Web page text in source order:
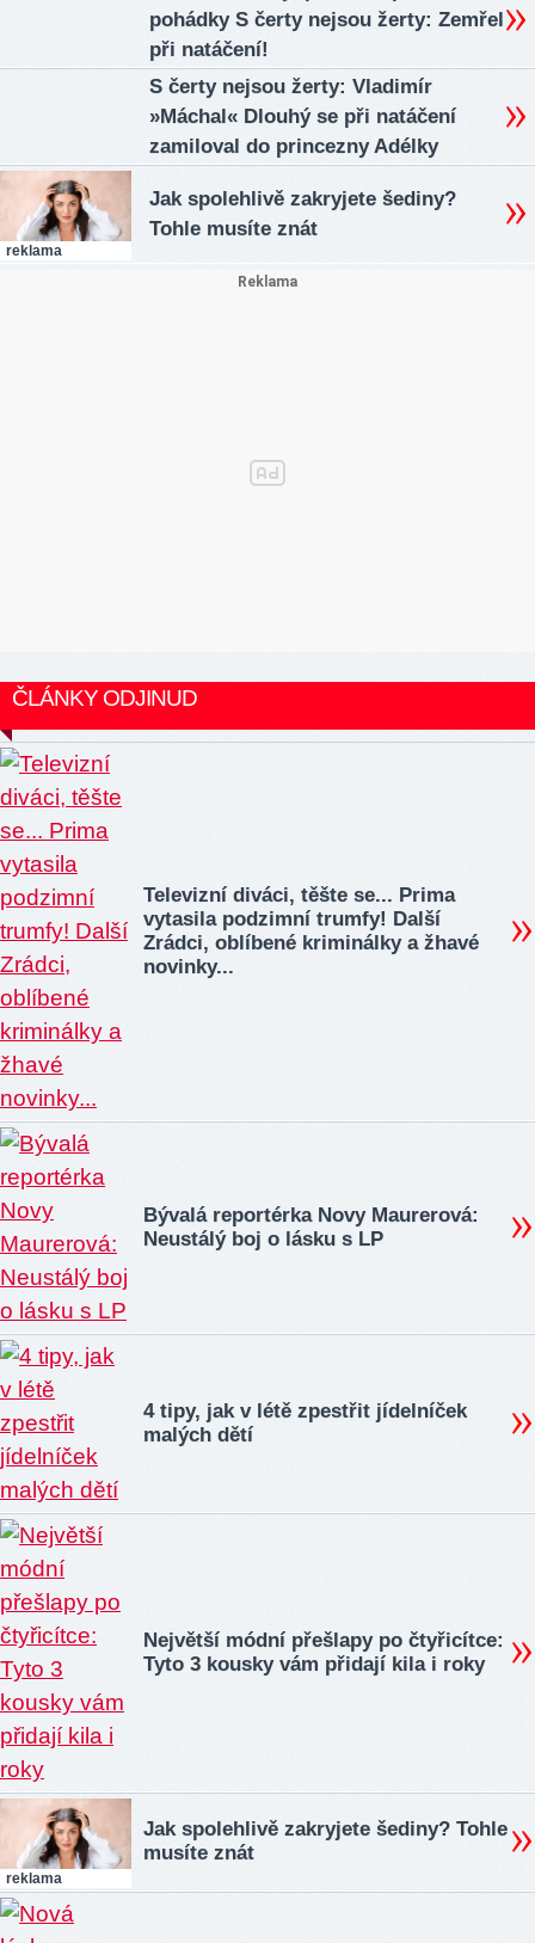
pohádky S čerty nejsou žerty: Zemřel
při natáčení!
S čerty nejsou žerty: Vladimír
»Máchal« Dlouhý se při natáčení
zamiloval do princezny Adélky
reklama
Jak spolehlivě zakryjete šediny?
Tohle musíte znát
ČLÁNKY ODJINUD
Televizní diváci, těšte se... Prima
vytasila podzimní trumfy! Další
Zrádci, oblíbené kriminálky a žhavé
novinky...
Bývalá reportérka Novy Maurerová:
Neustálý boj o lásku s LP
4 tipy, jak v létě zpestřit jídelníček
malých dětí
Největší módní přešlapy po čtyřicítce:
Tyto 3 kousky vám přidají kila i roky
reklama
Jak spolehlivě zakryjete šediny? Tohle
musíte znát